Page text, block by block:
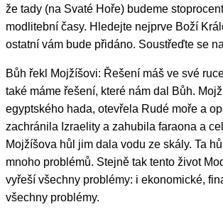
že tady (na Svaté Hoře) budeme
modlitební časy. Hledejte nejprve Boží
ostatní vám bude přidáno. Soustřeďte se
Bůh řekl Mojžíšovi: Řešení máš ve své
také máme řešení, které nám dal Bůh.
egyptského hada, otevřela Rudé moře a
zachránila Izraelity a zahubila faraona a
Mojžíšova hůl jim dala vodu ze skály. Ta
mnoho problémů. Stejně tak tento život
vyřeší všechny problémy: i ekonomické,
všechny problémy.